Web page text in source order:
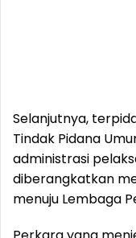
Selanjutnya,
Tindak Pidana
administrasi
diberangkatkan
menuju Lembaga